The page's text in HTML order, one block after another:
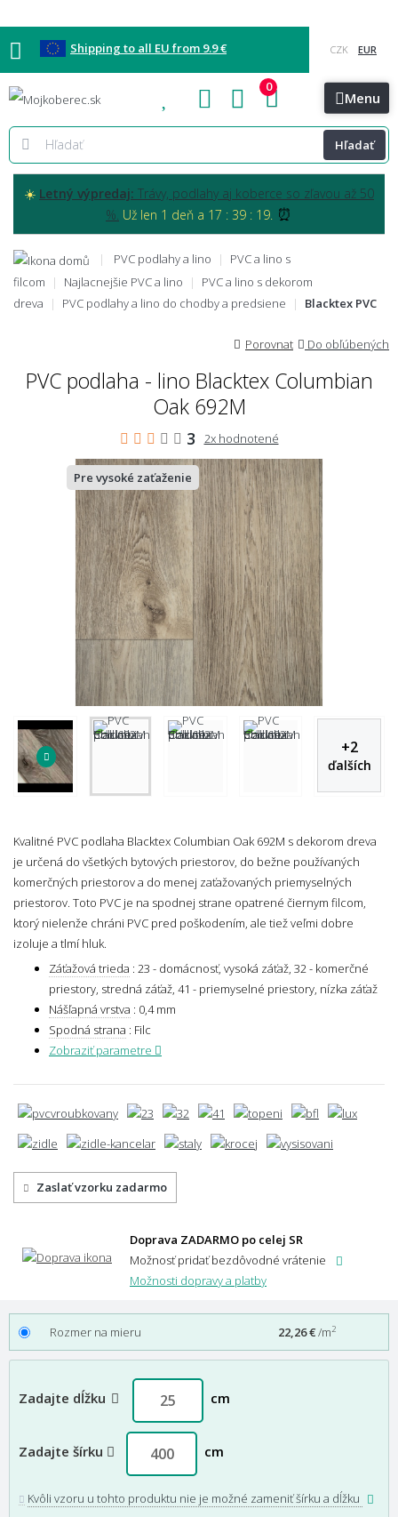
Shipping to all EU from 9.9 €
Blog Kontakt Menu
Hľadať
0
☀️ Letný výpredaj: Trávy, podlahy aj koberce so zľavou až 50
%. Už len 1 deň a 17 : 39 : 18. ⏰
PVC podlahy a lino
PVC a lino s
filcom
Najlacnejšie PVC a lino
PVC a lino s dekorom
dreva
PVC podlahy a lino do chodby a predsiene Blacktex PVC
Porovnat Do obľúbených
PVC podlaha - lino Blacktex Columbian
Oak 692M
3 2x hodnotené
Pre vysoké zaťaženie
+2
ďalších
Kvalitné PVC podlaha Blacktex Columbian Oak 692M s dekorom dreva
je určená do všetkých bytových priestorov, do bežne používaných
komerčných priestorov a do menej zaťažovaných priemyselných
priestorov. Toto PVC je na spodnej strane opatrené čiernym filcom,
ktorý nielenže chráni PVC pred poškodením, ale tiež veľmi dobre
izoluje a tlmí hluk.
Záťažová trieda : 23 - domácnosť, vysoká záťaž, 32 - komerčné
priestory, stredná záťaž, 41 - priemyselné priestory, nízka záťaž
Nášľapná vrstva : 0,4 mm
Spodná strana : Filc
Zobraziť parametre
Zaslať vzorku zadarmo
Doprava ZADARMO po celej SR
Možnosť pridať bezdôvodné vrátenie
Možnosti dopravy a platby
Rozmer na mieru 22,26 €/m2
Zadajte dĺžku cm
Zadajte šírku cm
Kvôli vzoru u tohto produktu nie je možné zameniť šírku a dĺžku